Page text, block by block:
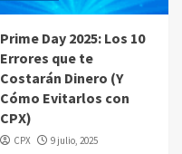
Prime Day 2025: Los 10
Errores que te
Costarán Dinero (Y
Cómo Evitarlos con
CPX)
CPX 9 julio, 2025